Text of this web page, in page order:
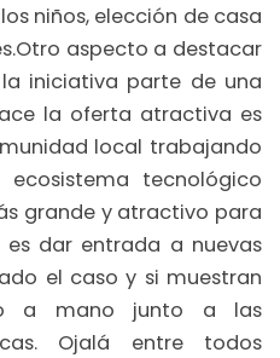
niños, elección de casa
aspecto a destacar
iniciativa parte de una
la oferta atractiva es
local trabajando
tecnológico
grande y atractivo para
es dar entrada a nuevas
el caso y si muestran
a mano junto a las
Ojalá entre todos